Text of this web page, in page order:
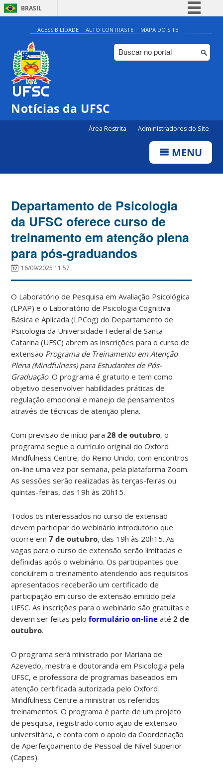
BRASIL
Simplifique!
Comunica BR
Participe
ACESSIBILIDADE ALTO CONTRASTE MAPA DO SITE
Notícias da UFSC
Área Restrita Administradores do Site
MENU
Departamento de Psicologia
da UFSC oferece curso de
treinamento em atenção plena
para pós-graduandos
16/09/2025 11:57
O Laboratório de Pesquisa em Avaliação Psicológica
(LPAP) e o Laboratório de Psicologia Cognitiva
Básica e Aplicada (LPCog) do Departamento de
Psicologia da Universidade Federal de Santa
Catarina (UFSC) abrem as inscrições para o curso de
extensão Programa de Treinamento em Atenção
Plena (Mindfulness) para Estudantes de Pós-
Graduação. O programa é gratuito e tem como
objetivo desenvolver habilidades práticas de
regulação emocional e manejo de pensamentos
através de técnicas de atenção plena.
Com previsão de início para28 de outubro, o
programa segue o currículo original do Oxford
Mindfulness Centre, do Reino Unido, com encontros
on-line uma vez por semana, pela plataforma Zoom.
As sessões serão realizadas às terças-feiras ou
quintas-feiras, das 19h às 20h15.
Todos os interessados no curso de extensão
devem participar do webinário introdutório que
ocorre em7 de outubro, das 19h às 20h15. As
vagas para o curso de extensão serão limitadas e
definidas após o webinário. Os participantes que
concluírem o treinamento atendendo aos requisitos
apresentados receberão um certificado de
participação em curso de extensão emitido pela
UFSC. As inscrições para o webinário são gratuitas e
devem ser feitas peloformulário on-line até2 de
outubro.
O programa será ministrado por Mariana de
Azevedo, mestra e doutoranda em Psicologia pela
UFSC, e professora de programas baseados em
atenção certificada autorizada pelo Oxford
Mindfulness Centre a ministrar os referidos
treinamentos. O programa é parte de um projeto
de pesquisa, registrado como ação de extensão
universitária, e conta com o apoio da Coordenação
de Aperfeiçoamento de Pessoal de Nível Superior
(Capes).